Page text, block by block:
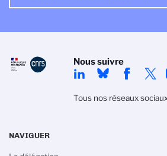
Nous suivre
Tous nos réseaux
NAVIGUER